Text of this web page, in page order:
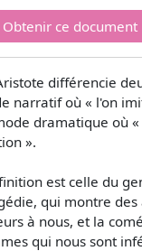
Obtenir ce document
différencie
narratif où « l'on
dramatique où
».
est celle du
qui montre des
à nous, et la
qui nous sont